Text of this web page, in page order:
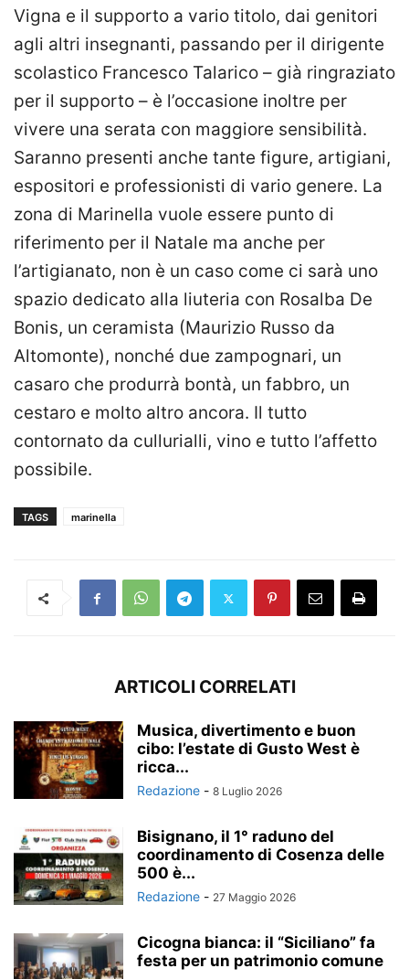
Vigna e il supporto a vario titolo, dai genitori
agli altri insegnanti, passando per il dirigente
scolastico Francesco Talarico – già ringraziato
per il supporto – è l’occasione inoltre per
vivere una serata con maggiore sensibilità.
Saranno presenti anche tante figure, artigiani,
espositori e professionisti di vario genere. La
zona di Marinella vuole essere punto di
riferimento per il Natale ma anche per
l’artigianato, non è un caso come ci sarà uno
spazio dedicato alla liuteria con Rosalba De
Bonis, un ceramista (Maurizio Russo da
Altomonte), nonché due zampognari, un
casaro che produrrà bontà, un fabbro, un
cestaro e molto altro ancora. Il tutto
contornato da cullurialli, vino e tutto l’affetto
possibile.
TAGS marinella
ARTICOLI CORRELATI
Musica, divertimento e buon
cibo: l’estate di Gusto West è
ricca...
Redazione - 8 Luglio 2026
Bisignano, il 1° raduno del
coordinamento di Cosenza delle
500 è...
Redazione - 27 Maggio 2026
Cicogna bianca: il “Siciliano” fa
festa per un patrimonio comune